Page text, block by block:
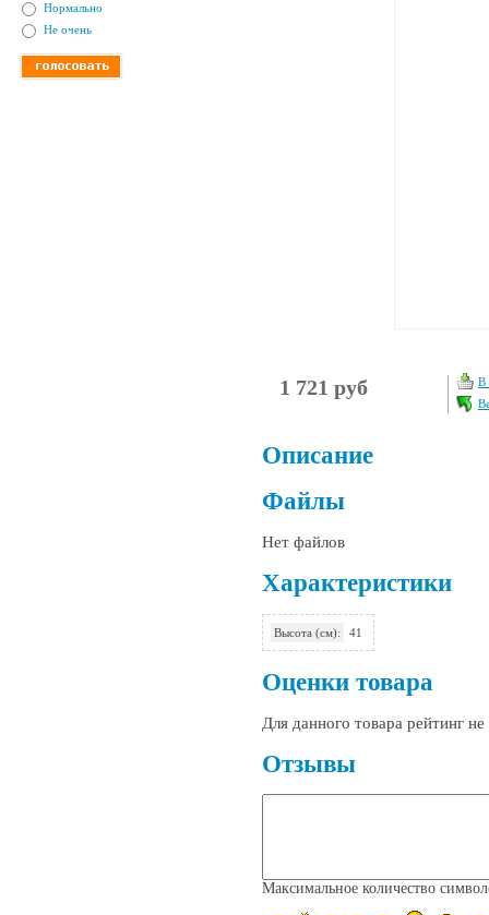
Нормально
Не очень
1 721 руб
В
Описание
Файлы
Нет файлов
Характеристики
Высота (см): 41
Оценки товара
Для данного товара рейтинг
Отзывы
Максимальное количество